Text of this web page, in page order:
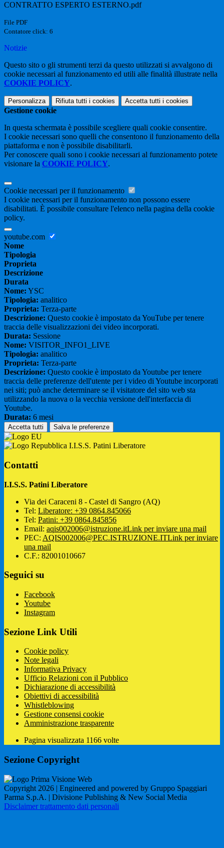
CONTRATTO ESPERTO ESTERNO.pdf
File PDF
Contatore click: 6
Notizie
Questo sito o gli strumenti terzi da questo utilizzati si avvalgono di
cookie necessari al funzionamento ed utili alle finalità illustrate nella
COOKIE POLICY.
Personalizza Rifiuta tutti i cookies Accetta tutti i cookies
Gestione cookie
In questa schermata è possibile scegliere quali cookie consentire.
I cookie necessari sono quelli che consentono il funzionamento della
piattaforma e non è possibile disabilitarli.
Per conoscere quali sono i cookie necessari al funzionamento potete
visionare la COOKIE POLICY.
Cookie necessari per il funzionamento
I cookie necessari per il funzionamento non possono essere
disabilitati. È possibile consultare l'elenco nella pagina della cookie
policy.
youtube.com
Nome
Tipologia
Proprieta
Descrizione
Durata
Nome: YSC
Tipologia: analitico
Proprieta: Terza-parte
Descrizione: Questo cookie è impostato da YouTube per tenere
traccia delle visualizzazioni dei video incorporati.
Durata: Sessione
Nome: VISITOR_INFO1_LIVE
Tipologia: analitico
Proprieta: Terza-parte
Descrizione: Questo cookie è impostato da Youtube per tenere
traccia delle preferenze dell'utente per i video di Youtube incorporati
nei siti; può anche determinare se il visitatore del sito web sta
utilizzando la nuova o la vecchia versione dell'interfaccia di
Youtube.
Durata: 6 mesi
Accetta tutti Salva le preferenze
I.I.S.S. Patini Liberatore
Contatti
I.I.S.S. Patini Liberatore
Via dei Caraceni 8 - Castel di Sangro (AQ)
Tel: Liberatore: +39 0864.845066
Tel: Patini: +39 0864.845856
Email: aqis002006@istruzione.itLink per inviare una mail
PEC: AQIS002006@PEC.ISTRUZIONE.ITLink per inviare
una mail
C.F.: 82001010667
Seguici su
Facebook
Youtube
Instagram
Sezione Link Utili
Cookie policy
Note legali
Informativa Privacy
Ufficio Relazioni con il Pubblico
Dichiarazione di accessibilità
Obiettivi di accessibilità
Whistleblowing
Gestione consensi cookie
Amministrazione trasparente
Pagina visualizzata 1166 volte
Sezione Copyright
Copyright 2026 | Engineered and powered by Gruppo Spaggiari
Parma S.p.A. | Divisione Publishing & New Social Media
Disclaimer trattamento dati personali